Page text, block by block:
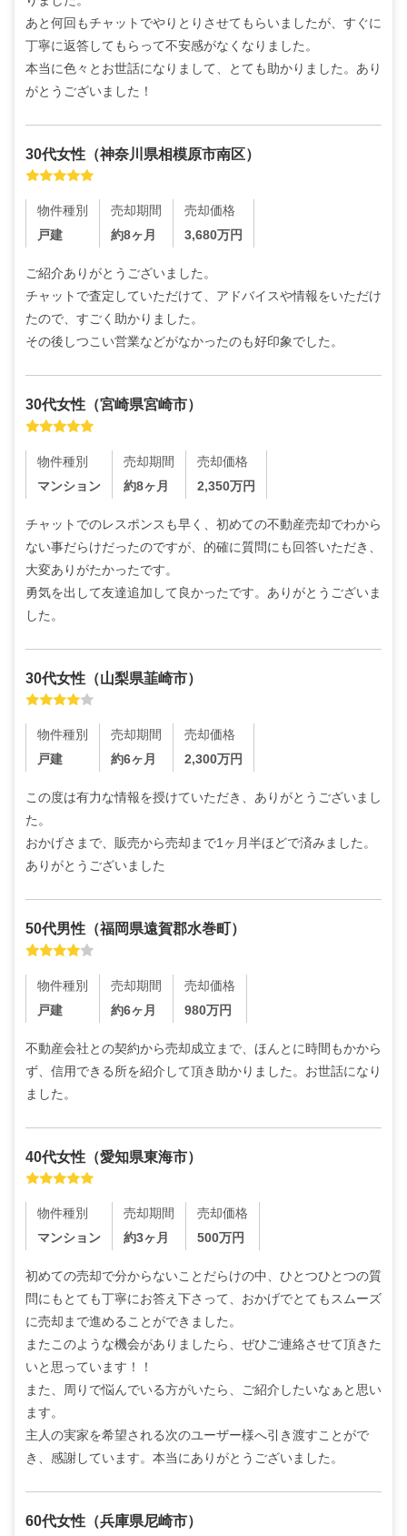
あと何回もチャットでやりとりさせてもらいましたが、すぐに
丁寧に返答してもらって不安感がなくなりました。
本当に色々とお世話になりまして、とても助かりました。あり
がとうございました！
30代女性 （神奈川県相模原市南区）
物件種別
戸建
売却期間
約8ヶ月
売却価格
3,680万円
ご紹介ありがとうございました。
チャットで査定していただけて、アドバイスや情報をいただけ
たので、すごく助かりました。
その後しつこい営業などがなかったのも好印象でした。
30代女性 （宮崎県宮崎市）
物件種別
マンション
売却期間
約8ヶ月
売却価格
2,350万円
チャットでのレスポンスも早く、初めての不動産売却でわから
ない事だらけだったのですが、的確に質問にも回答いただき、
大変ありがたかったです。
勇気を出して友達追加して良かったです。ありがとうございま
した。
30代女性 （山梨県韮崎市）
物件種別
戸建
売却期間
約6ヶ月
売却価格
2,300万円
この度は有力な情報を授けていただき、ありがとうございまし
た。
おかげさまで、販売から売却まで1ヶ月半ほどで済みました。
ありがとうございました
50代男性 （福岡県遠賀郡水巻町）
物件種別
戸建
売却期間
約6ヶ月
売却価格
980万円
不動産会社との契約から売却成立まで、ほんとに時間もかから
ず、信用できる所を紹介して頂き助かりました。お世話になり
ました。
40代女性 （愛知県東海市）
物件種別
マンション
売却期間
約3ヶ月
売却価格
500万円
初めての売却で分からないことだらけの中、ひとつひとつの質
問にもとても丁寧にお答え下さって、おかげでとてもスムーズ
に売却まで進めることができました。
またこのような機会がありましたら、ぜひご連絡させて頂きた
いと思っています！！
また、周りで悩んでいる方がいたら、ご紹介したいなぁと思い
ます。
主人の実家を希望される次のユーザー様へ引き渡すことがで
き、感謝しています。本当にありがとうございました。
60代女性 （兵庫県尼崎市）